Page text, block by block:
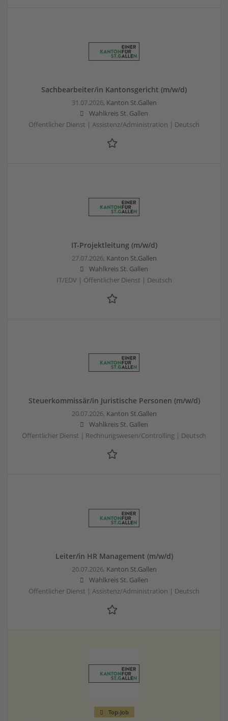
Sachbearbeiter/in Kantonsgericht (m/w/d)
31.07.2026, Kanton St.Gallen
Wahlkreis St. Gallen
Öffentlicher Dienst | Assistenz/Administration | Deutsch
IT-Projektleitung (m/w/d)
27.07.2026, Kanton St.Gallen
Wahlkreis St. Gallen
IT/EDV | Öffentlicher Dienst | Deutsch
Steuerkommissär/in Juristische Personen (m/w/d)
20.07.2026, Kanton St.Gallen
Wahlkreis St. Gallen
Öffentlicher Dienst | Rechnungswesen/Controlling | Deutsch
Leiter/in HR Management (m/w/d)
20.07.2026, Kanton St.Gallen
Wahlkreis St. Gallen
Öffentlicher Dienst | Assistenz/Administration | Deutsch
Top-Job